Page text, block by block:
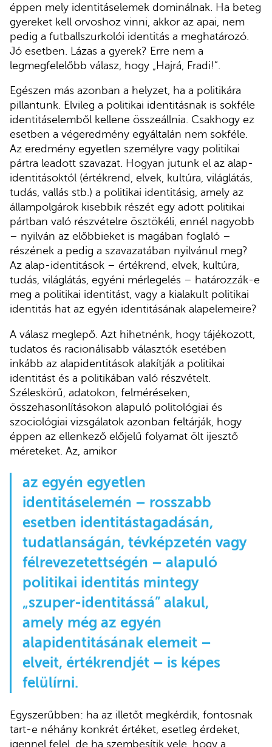
éppen mely identitáselemek dominálnak. Ha beteg
gyereket kell orvoshoz vinni, akkor az apai, nem
pedig a futballszurkolói identitás a meghatározó.
Jó esetben. Lázas a gyerek? Erre nem a
legmegfelelőbb válasz, hogy „Hajrá, Fradi!”.
Egészen más azonban a helyzet, ha a politikára
pillantunk. Elvileg a politikai identitásnak is sokféle
identitáselemből kellene összeállnia. Csakhogy ez
esetben a végeredmény egyáltalán nem sokféle.
Az eredmény egyetlen személyre vagy politikai
pártra leadott szavazat. Hogyan jutunk el az alap-
identitásoktól (értékrend, elvek, kultúra, világlátás,
tudás, vallás stb.) a politikai identitásig, amely az
állampolgárok kisebbik részét egy adott politikai
pártban való részvételre ösztökéli, ennél nagyobb
– nyilván az előbbieket is magában foglaló –
részének a pedig a szavazatában nyilvánul meg?
Az alap-identitások – értékrend, elvek, kultúra,
tudás, világlátás, egyéni mérlegelés – határozzák-e
meg a politikai identitást, vagy a kialakult politikai
identitás hat az egyén identitásának alapelemeire?
A válasz meglepő. Azt hihetnénk, hogy tájékozott,
tudatos és racionálisabb választók esetében
inkább az alapidentitások alakítják a politikai
identitást és a politikában való részvételt.
Széleskörű, adatokon, felméréseken,
összehasonlításokon alapuló politológiai és
szociológiai vizsgálatok azonban feltárják, hogy
éppen az ellenkező előjelű folyamat ölt ijesztő
méreteket. Az, amikor
az egyén egyetlen
identitáselemén – rosszabb
esetben identitástagadásán,
tudatlanságán, tévképzetén vagy
félrevezetettségén – alapuló
politikai identitás mintegy
„szuper-identitássá” alakul,
amely még az egyén
alapidentitásának elemeit –
elveit, értékrendjét – is képes
felülírni.
Egyszerűbben: ha az illetőt megkérdik, fontosnak
tart-e néhány konkrét értéket, esetleg érdeket,
igennel felel, de ha szembesítik vele, hogy a